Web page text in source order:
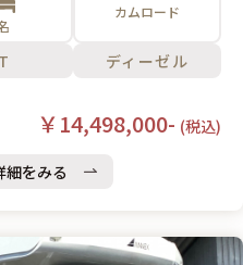
カムロード
ディーゼル
￥14,498,000- (税込)
細をみる